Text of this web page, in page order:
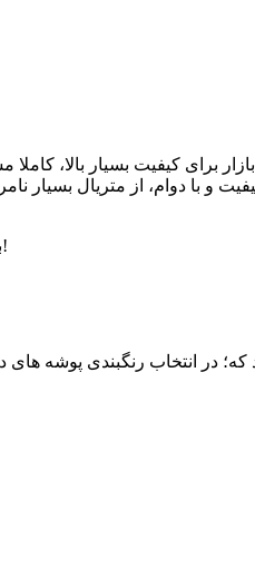
برای کیفیت بسیار بالا،
و با دوام، از متریال
عرف بازار با قیمت گذاری پایین تر، بازار را تخریب و مخاطبان را سردرگم و متضرر مینمایند!
در انتخاب رنگبندی پوشه های